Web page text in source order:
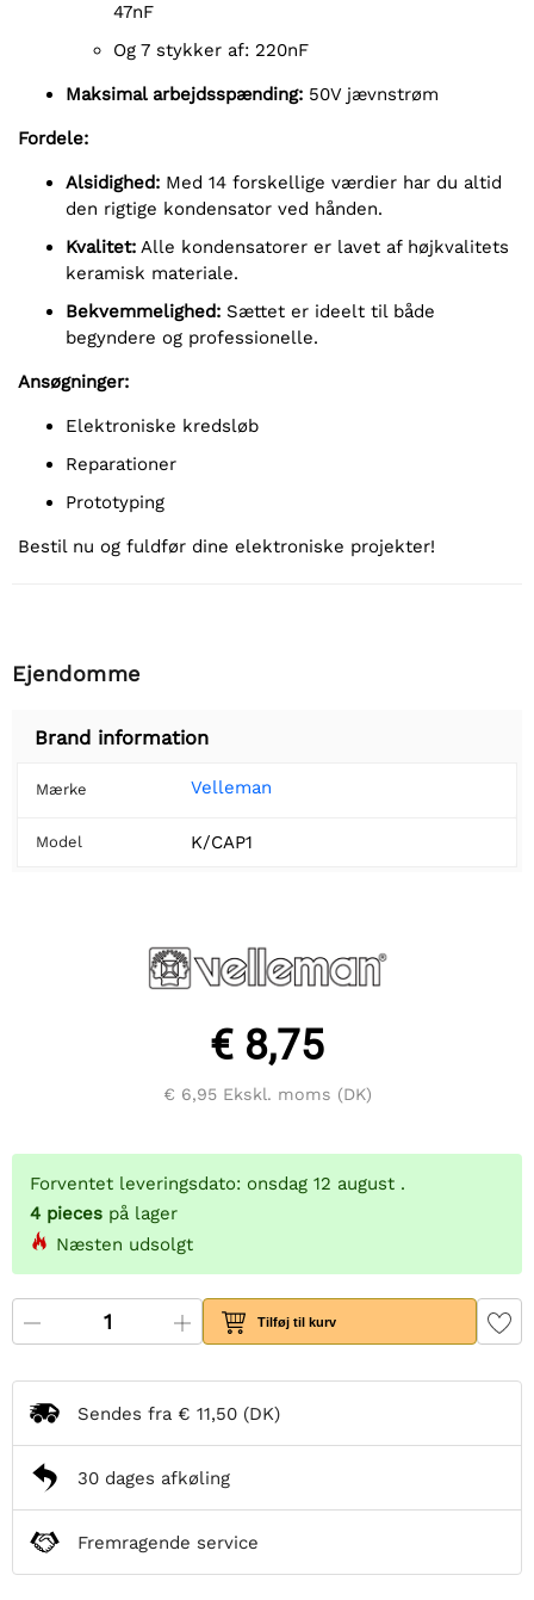
47nF
Og 7 stykker af: 220nF
Maksimal arbejdsspænding: 50V jævnstrøm
Fordele:
Alsidighed: Med 14 forskellige værdier har du altid
den rigtige kondensator ved hånden.
Kvalitet: Alle kondensatorer er lavet af højkvalitets
keramisk materiale.
Bekvemmelighed: Sættet er ideelt til både
begyndere og professionelle.
Ansøgninger:
Elektroniske kredsløb
Reparationer
Prototyping
Bestil nu og fuldfør dine elektroniske projekter!
Ejendomme
Brand information
Mærke Velleman
Model K/CAP1
€ 8,75
€ 6,95Ekskl. moms (DK)
Forventet leveringsdato: onsdag 12 august .
4 pieces på lager
Næsten udsolgt
Tilføj til kurv
Sendes fra € 11,50 (DK)
30 dages afkøling
Fremragende service